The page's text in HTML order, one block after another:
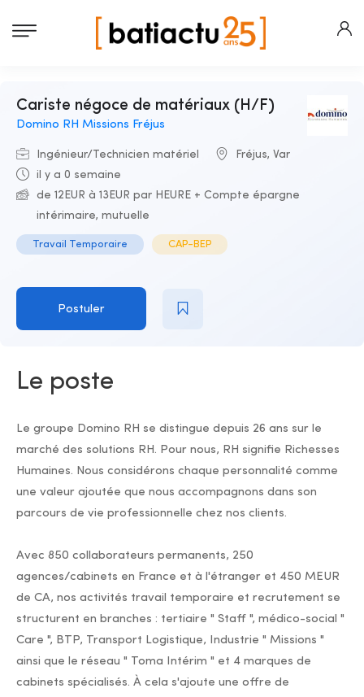
Cariste négoce de matériaux (H/F)
Domino RH Missions Fréjus
Ingénieur/Technicien matériel
Fréjus, Var
il y a 0 semaine
de 12EUR à 13EUR par HEURE + Compte épargne
intérimaire, mutuelle
Travail Temporaire CAP-BEP
Postuler
Le poste
Le groupe Domino RH se distingue depuis 26 ans sur le
marché des solutions RH. Pour nous, RH signifie Richesses
Humaines. Nous considérons chaque personnalité comme
une valeur ajoutée que nous accompagnons dans son
parcours de vie professionnelle chez nos clients.
Avec 850 collaborateurs permanents, 250
agences/cabinets en France et à l'étranger et 450 MEUR
de CA, nos activités travail temporaire et recrutement se
structurent en branches : tertiaire " Staff ", médico-social "
Care ", BTP, Transport Logistique, Industrie " Missions "
ainsi que le réseau " Toma Intérim " et 4 marques de
cabinets spécialisés. À cela s'ajoute une offre de